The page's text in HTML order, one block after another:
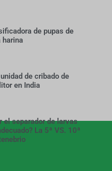
de pupas de
harina
de cribado de
en India
el separador de larvas
La 5ª VS. 10ª